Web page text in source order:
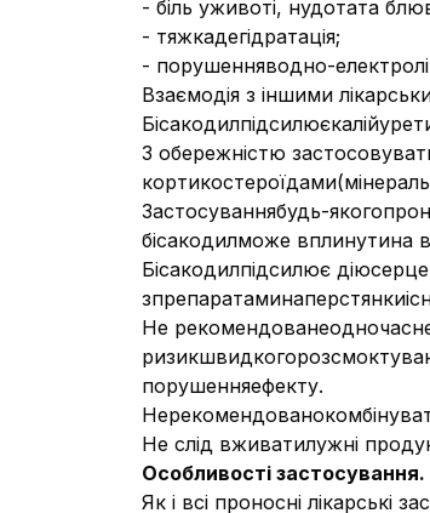
- біль уживоті, нудотата
- тяжкадегідратація;
- порушенняводно-
Взаємодія з іншими
З обережністю
Застосуваннябудь-
бісакодилможе вплинутина
Бісакодилпідсилює
Не
порушенняефекту.
Не слід вживатилужні
Особливості застосування.
Як і всі проносні